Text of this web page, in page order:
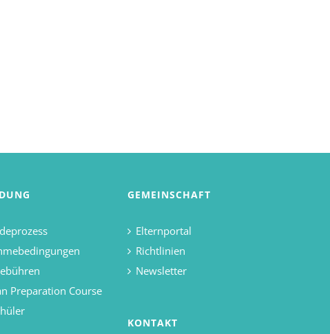
Preparation Course
GEMEINSCHAFT
Elternportal
Richtlinien
Newsletter
KONTAKT